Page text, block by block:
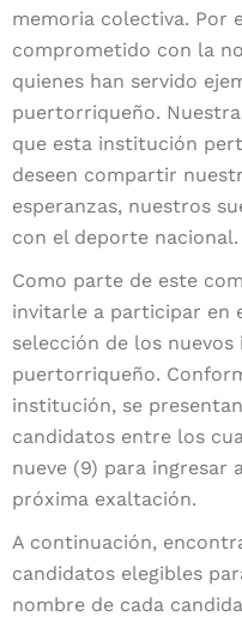
memoria colectiva. Por
comprometido con la
quienes han servido
puertorriqueño.
que esta institución
deseen compartir
esperanzas, nuestros
con el deporte nacional.
Como parte de este
invitarle a participar en
selección de los
puertorriqueño.
institución, se
candidatos entre los
nueve (9) para ingresar
próxima exaltación.
A continuación,
candidatos elegibles
nombre de cada